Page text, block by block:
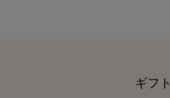
ギフト